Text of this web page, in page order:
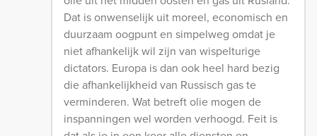
Dat is onwenselijk uit moreel, economisch en
duurzaam oogpunt en simpelweg omdat je
niet afhankelijk wil zijn van wispelturige
dictators. Europa is dan ook heel hard bezig
die afhankelijkheid van Russisch gas te
verminderen. Wat betreft olie mogen de
inspanningen wel worden verhoogd. Feit is